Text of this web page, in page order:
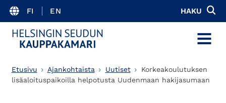
FI EN HAKU
MENU
Etusivu Ajankohtaista Uutiset
Korkeakoulutuksen
lisäaloituspaikoilla helpotusta Uudenmaan hakijasumaan